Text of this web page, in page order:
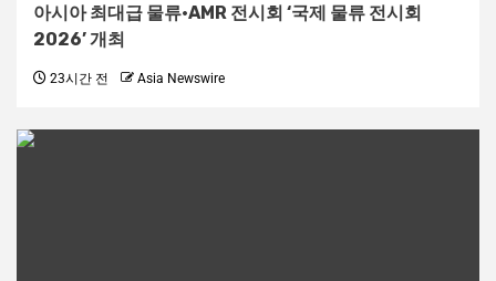
아시아 최대급 물류·AMR 전시회 ‘국제 물류 전시회
2026’ 개최
23시간 전 Asia Newswire